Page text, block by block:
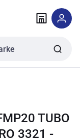
TUBO
3321 -